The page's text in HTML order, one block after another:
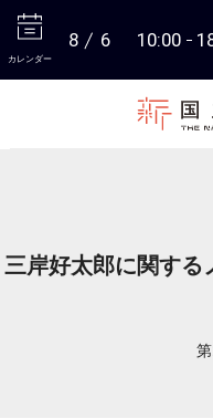
カレンダー
8 6 10:00
三岸好太郎に関す